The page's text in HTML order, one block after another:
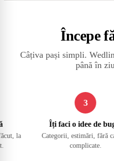
Începe
Câțiva pași simpli.
până în
Îți faci o idee de buget
Categorii, estimări, fără calcule